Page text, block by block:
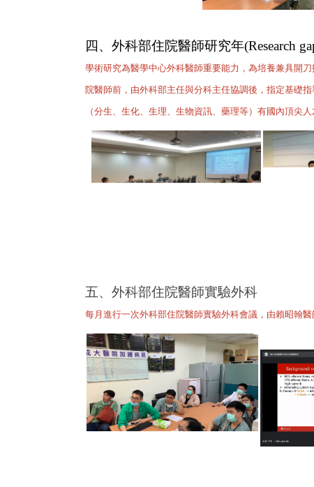
四、外科部住院醫師研究年(Research
學術研究為醫學中心外科醫師重要能力，為培養兼具開
院醫師前，由外科部主任與分科主任協調後，指定基礎
（分生、生化、生理、生物資訊、藥理等）有國內頂尖
五、外科部住院醫師實驗外科
每月進行一次外科部住院醫師實驗外科會議，由賴昭翰